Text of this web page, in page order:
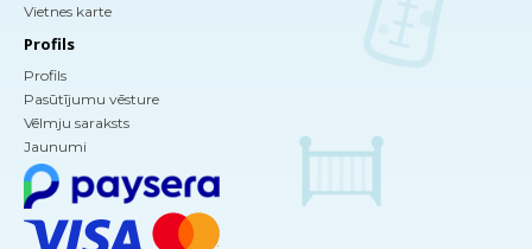
Vietnes karte
Profils
Profils
Pasūtījumu vēsture
Vēlmju saraksts
Jaunumi